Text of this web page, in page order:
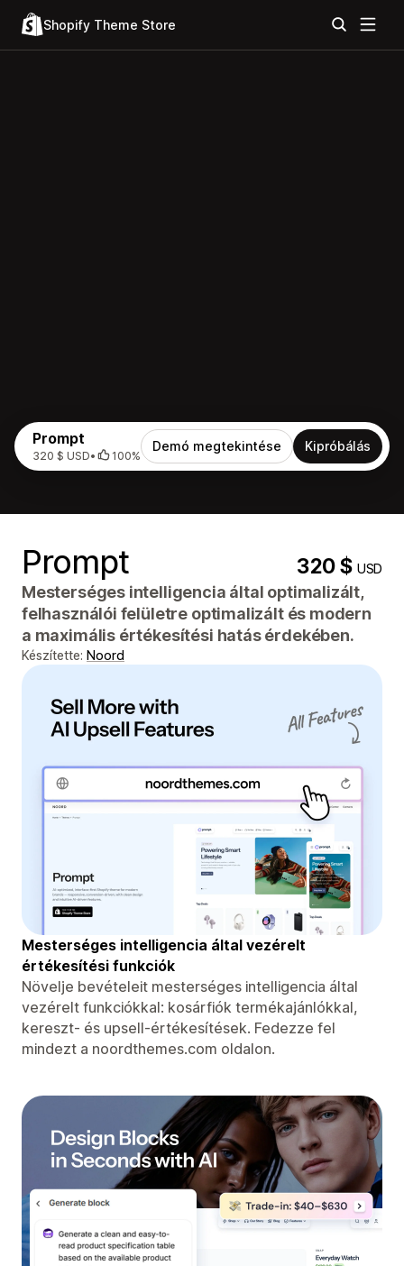
Shopify Theme Store
Prompt
320 $ USD• 100%
Demó megtekintése Kipróbálás
Prompt 320 $USD
Mesterséges intelligencia által optimalizált,
felhasználói felületre optimalizált és modern
a maximális értékesítési hatás érdekében.
Készítette: Noord
Mesterséges intelligencia által vezérelt
értékesítési funkciók
Növelje bevételeit mesterséges intelligencia által
vezérelt funkciókkal: kosárfiók termékajánlókkal,
kereszt- és upsell-értékesítések. Fedezze fel
mindezt a noordthemes.com oldalon.